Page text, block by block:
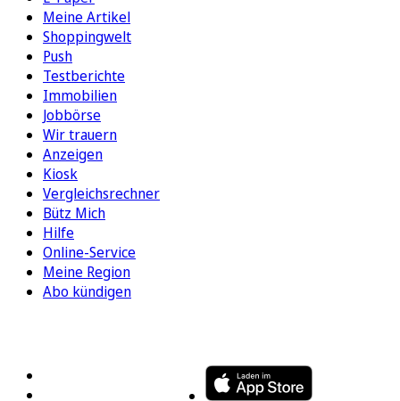
Meine Artikel
Shoppingwelt
Push
Testberichte
Immobilien
Jobbörse
Wir trauern
Anzeigen
Kiosk
Vergleichsrechner
Bütz Mich
Hilfe
Online-Service
Meine Region
Abo kündigen